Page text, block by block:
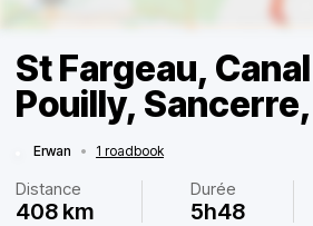
St Fargeau,
Pouilly,
Erwan • 1 roadbook
Distance
408 km
Durée
5h48